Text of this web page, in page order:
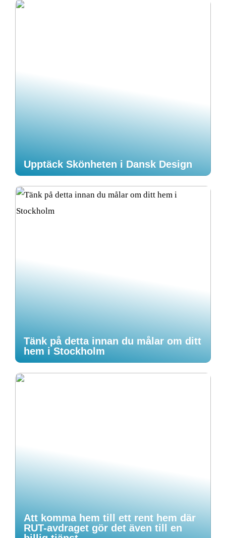
Upptäck Skönheten i Dansk Design
Tänk på detta innan du målar om ditt
hem i Stockholm
Att komma hem till ett rent hem där
RUT-avdraget gör det även till en